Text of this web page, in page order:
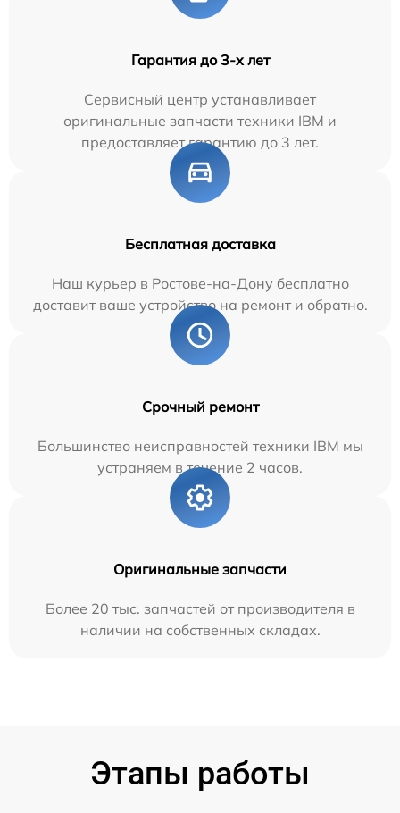
Гарантия до 3-х лет
Сервисный центр устанавливает
оригинальные запчасти техники IBM и
предоставляет гарантию до 3 лет.
Бесплатная доставка
Наш курьер в Ростове-на-Дону бесплатно
доставит ваше устройство на ремонт и обратно.
Срочный ремонт
Большинство неисправностей техники IBM мы
устраняем в течение 2 часов.
Оригинальные запчасти
Более 20 тыс. запчастей от производителя в
наличии на собственных складах.
Этапы работы